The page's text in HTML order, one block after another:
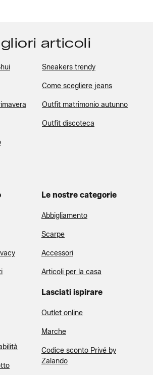
articoli
Sneakers trendy
Come scegliere jeans
Outfit matrimonio autunno
Outfit discoteca
Le nostre categorie
Abbigliamento
Scarpe
Accessori
Articoli per la casa
Lasciati ispirare
Outlet online
Marche
Codice sconto Privé by
Zalando